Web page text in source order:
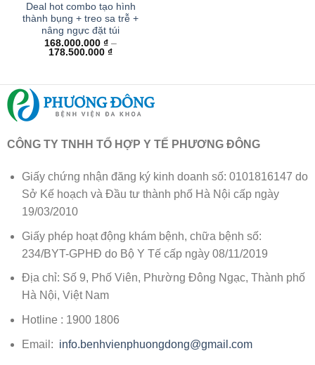
Deal hot combo tạo hình
thành bụng + treo sa trễ +
nâng ngực đặt túi
168.000.000 ₫ –
178.500.000 ₫Khoảng
đến
178.500.000 ₫
CÔNG TY TNHH TỔ HỢP Y TẾ PHƯƠNG ĐÔNG
Giấy chứng nhận đăng ký kinh doanh số: 0101816147 do
Sở Kế hoạch và Đầu tư thành phố Hà Nội cấp ngày
19/03/2010
Giấy phép hoạt động khám bệnh, chữa bệnh số:
234/BYT-GPHĐ do Bộ Y Tế cấp ngày 08/11/2019
Địa chỉ: Số 9, Phố Viên, Phường Đông Ngạc, Thành phố
Hà Nội, Việt Nam
Hotline : 1900 1806
Email: info.benhvienphuongdong@gmail.com